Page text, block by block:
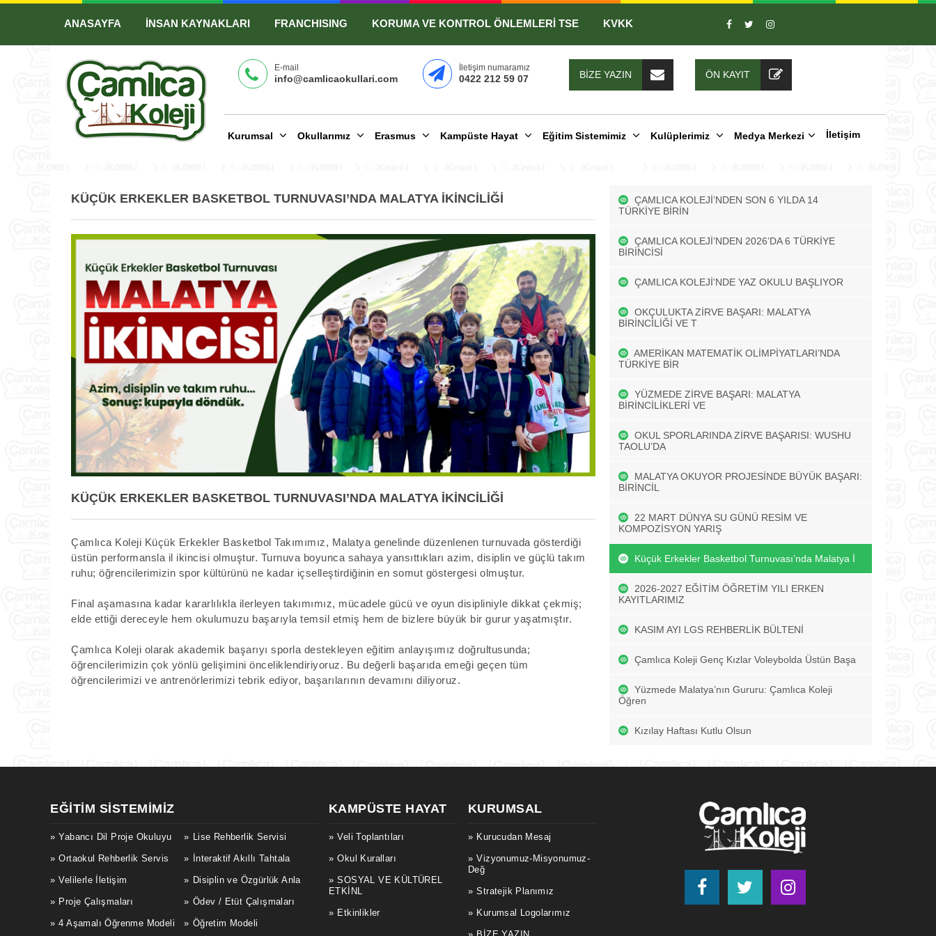
ANASAYFA İNSAN KAYNAKLARI FRANCHISING KORUMA VE KONTROL ÖNLEMLERİ TSE KVKK
E-mail
info@camlicaokullari.com
İletişim numaramız
0422 212 59 07 BİZE YAZIN ÖN KAYIT
Kurumsal Okullarımız Erasmus Kampüste Hayat Eğitim Sistemimiz Kulüplerimiz Medya Merkezi İletişim
KÜÇÜK ERKEKLER BASKETBOL TURNUVASI’NDA MALATYA İKİNCİLİĞİ
KÜÇÜK ERKEKLER BASKETBOL TURNUVASI’NDA MALATYA İKİNCİLİĞİ
Çamlıca Koleji Küçük Erkekler Basketbol Takımımız, Malatya genelinde düzenlenen turnuvada gösterdiği
üstün performansla il ikincisi olmuştur. Turnuva boyunca sahaya yansıttıkları azim, disiplin ve güçlü takım
ruhu; öğrencilerimizin spor kültürünü ne kadar içselleştirdiğinin en somut göstergesi olmuştur.
Final aşamasına kadar kararlılıkla ilerleyen takımımız, mücadele gücü ve oyun disipliniyle dikkat çekmiş;
elde ettiği dereceyle hem okulumuzu başarıyla temsil etmiş hem de bizlere büyük bir gurur yaşatmıştır.
Çamlıca Koleji olarak akademik başarıyı sporla destekleyen eğitim anlayışımız doğrultusunda;
öğrencilerimizin çok yönlü gelişimini önceliklendiriyoruz. Bu değerli başarıda emeği geçen tüm
öğrencilerimizi ve antrenörlerimizi tebrik ediyor, başarılarının devamını diliyoruz.
ÇAMLICA KOLEJİ’NDEN SON 6 YILDA 14
TÜRKİYE BİRİN
ÇAMLICA KOLEJİ’NDEN 2026’DA 6 TÜRKİYE
BİRİNCİSİ
ÇAMLICA KOLEJİ'NDE YAZ OKULU BAŞLIYOR
OKÇULUKTA ZİRVE BAŞARI: MALATYA
BİRİNCİLİĞİ VE T
AMERİKAN MATEMATİK OLİMPİYATLARI’NDA
TÜRKİYE BİR
YÜZMEDE ZİRVE BAŞARI: MALATYA
BİRİNCİLİKLERİ VE
OKUL SPORLARINDA ZİRVE BAŞARISI: WUSHU
TAOLU’DA
MALATYA OKUYOR PROJESİNDE BÜYÜK BAŞARI:
BİRİNCİL
22 MART DÜNYA SU GÜNÜ RESİM VE
KOMPOZİSYON YARIŞ
Küçük Erkekler Basketbol Turnuvası’nda Malatya İ
2026-2027 EĞİTİM ÖĞRETİM YILI ERKEN
KAYITLARIMIZ
KASIM AYI LGS REHBERLİK BÜLTENİ
Çamlıca Koleji Genç Kızlar Voleybolda Üstün Başa
Yüzmede Malatya’nın Gururu: Çamlıca Koleji
Öğren
Kızılay Haftası Kutlu Olsun
EĞITIM SISTEMIMIZ
Yabancı Dil Proje Okuluyu Lise Rehberlik Servisi
Ortaokul Rehberlik Servis İnteraktif Akıllı Tahtala
Velilerle İletişim Disiplin ve Özgürlük Anla
Proje Çalışmaları Ödev / Etüt Çalışmaları
4 Aşamalı Öğrenme Modeli Öğretim Modeli
KAMPÜSTE HAYAT
Veli Toplantıları
Okul Kuralları
SOSYAL VE KÜLTÜREL
ETKİNL
Etkinlikler
KURUMSAL
Kurucudan Mesaj
Vizyonumuz-Misyonumuz-
Değ
Stratejik Planımız
Kurumsal Logolarımız